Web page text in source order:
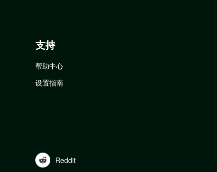
支持
帮助中心
设置指南
Reddit